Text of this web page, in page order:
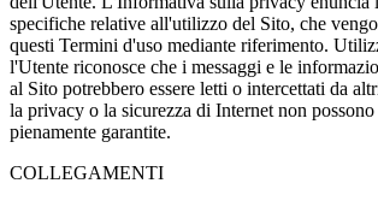
specifiche relative all'utilizzo del Sito, che
questi Termini d'uso mediante riferimento.
l'Utente riconosce che i messaggi e le
al Sito potrebbero essere letti o intercettati da
la privacy o la sicurezza di Internet non possono
pienamente garantite.
COLLEGAMENTI